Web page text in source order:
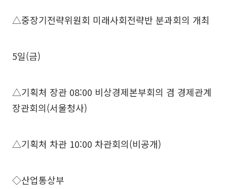
△중장기전략위원회 미래사회전략반 분과회의 개최
5일(금)
△기획처 장관 08:00 비상경제본부회의 겸 경제관계
장관회의(서울청사)
△기획처 차관 10:00 차관회의(비공개)
◇산업통상부